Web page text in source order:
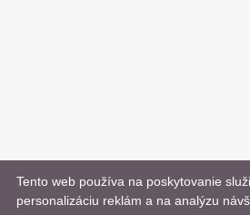
created bydanielhrenak.sk
Tento web používa na poskytovanie
personalizáciu reklám a na analýzu